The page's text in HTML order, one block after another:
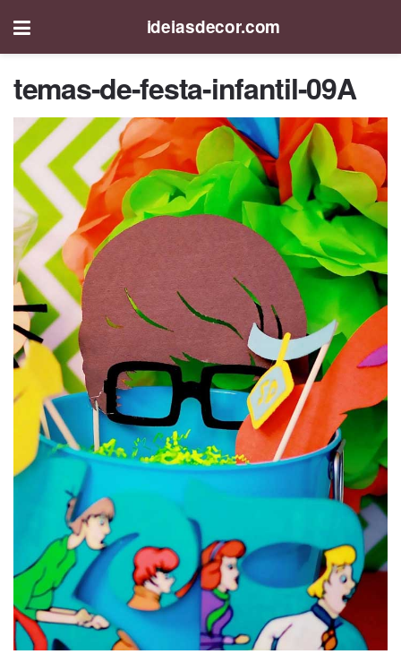
ideiasdecor.com
temas-de-festa-infantil-09A